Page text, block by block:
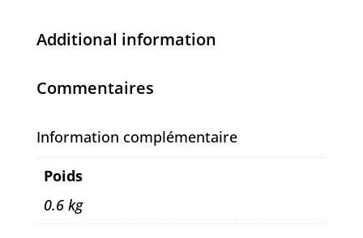
Additional information
Commentaires
Information complémentaire
Poids
0.6 kg